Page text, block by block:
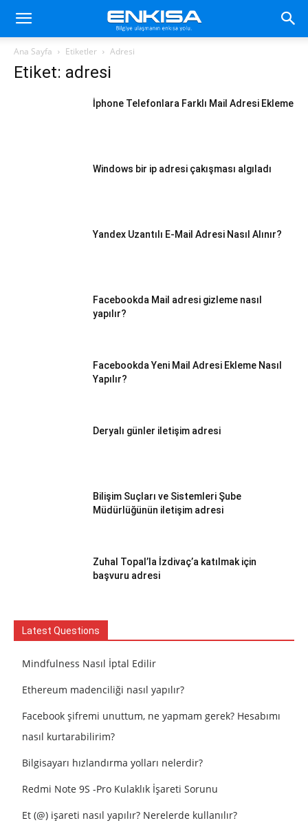
Ana Sayfa Etiketler Adresi
Etiket: adresi
İphone Telefonlara Farklı Mail Adresi Ekleme
Windows bir ip adresi çakışması algıladı
Yandex Uzantılı E-Mail Adresi Nasıl Alınır?
Facebookda Mail adresi gizleme nasıl
yapılır?
Facebookda Yeni Mail Adresi Ekleme Nasıl
Yapılır?
Deryalı günler iletişim adresi
Bilişim Suçları ve Sistemleri Şube
Müdürlüğünün iletişim adresi
Zuhal Topal’la İzdivaç’a katılmak için
başvuru adresi
Latest Questions
Mindfulness Nasıl İptal Edilir
Ethereum madenciliği nasıl yapılır?
Facebook şifremi unuttum, ne yapmam gerek? Hesabımı
nasıl kurtarabilirim?
Bilgisayarı hızlandırma yolları nelerdir?
Redmi Note 9S -Pro Kulaklık İşareti Sorunu
Et (@) işareti nasıl yapılır? Nerelerde kullanılır?